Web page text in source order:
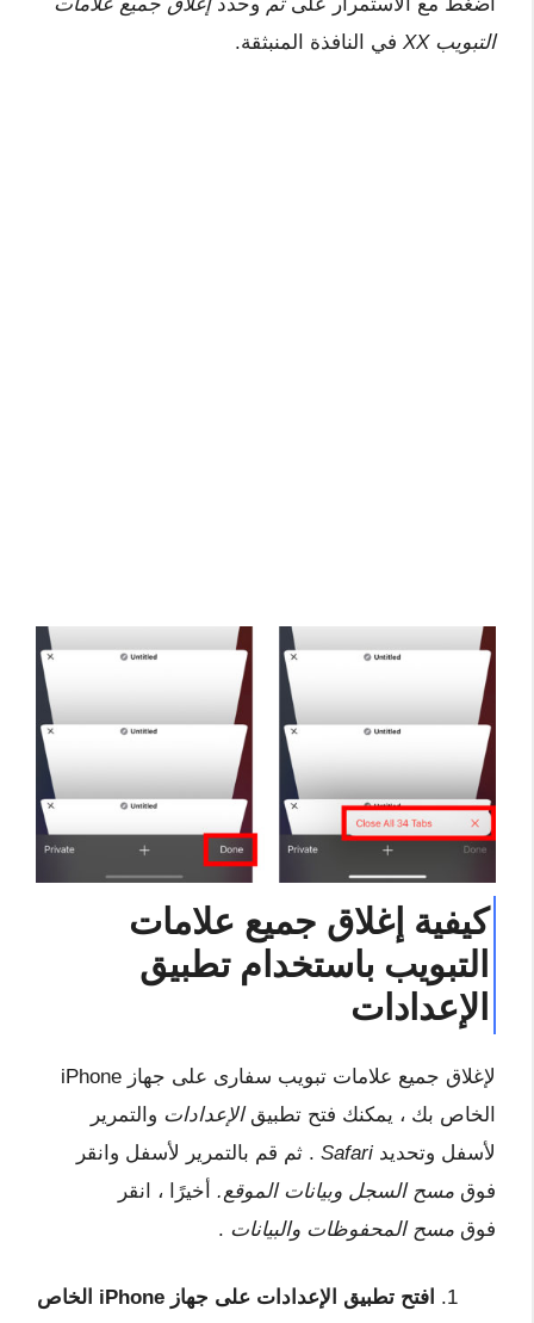
التبويب XX
في النافذة المنبثقة.
كيفية إغلاق جميع علامات
التبويب باستخدام تطبيق
الإعدادات
لإغلاق جميع علامات تبويب سفارى
على جهاز iPhone
الخاص بك ، يمكنك فتح تطبيقالإعدادات والتمرير
لأسفل وتحديد Safari . ثم قم بالتمرير لأسفل وانقر
فوق مسح السجل وبيانات الموقع.
أخيرًا ، انقر
فوق مسح المحفوظات والبيانات .
افتح تطبيق الإعدادات على جهاز iPhone الخاص